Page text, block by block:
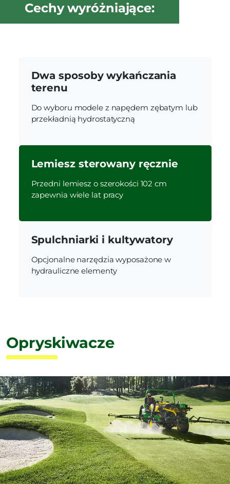
Cechy wyróżniające:
Dwa sposoby wykańczania
terenu
Do wyboru modele z napędem zębatym lub
przekładnią hydrostatyczną
Lemiesz sterowany ręcznie
Przedni lemiesz o szerokości 102 cm
zapewnia wiele lat pracy
Spulchniarki i kultywatory
Opcjonalne narzędzia wyposażone w
hydrauliczne elementy
Opryskiwacze